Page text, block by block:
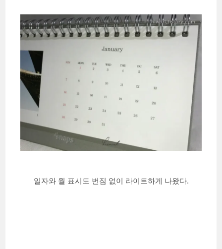
일자와 월 표시도 번짐 없이 라이트하게 나왔다.